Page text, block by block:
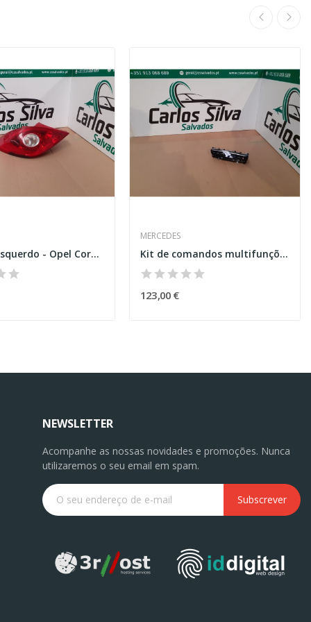
Farolim esquerdo - Opel Corsa D
MERCEDES
Kit de comandos multifunções - Mercedes-Benz...
123,00 €
NEWSLETTER
Acompanhe as nossas novidades e promoções. Nunca
utilizaremos o seu email em spam.
Subscrever